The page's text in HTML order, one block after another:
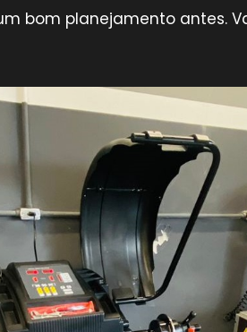
bom planejamento antes.